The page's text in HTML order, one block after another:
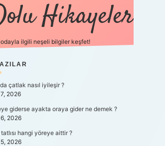
Hikayeler
ilgili neşeli bilgiler keşfet!
çatlak nasıl iyileşir ?
2026
giderse ayakta oraya gider ne demek ?
2026
hangi yöreye aittir ?
2026